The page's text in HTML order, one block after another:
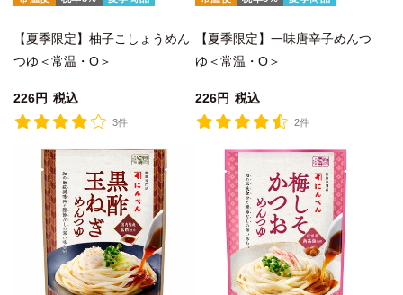
【夏季限定】柚子こしょうめん
つゆ＜常温・O＞
226 税込
3件
【夏季限定】一味唐辛子めんつ
ゆ＜常温・O＞
226 税込
2件